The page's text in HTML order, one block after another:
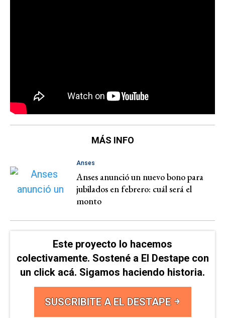
MÁS INFO
Anses
Anses anunció un nuevo bono para
jubilados en febrero: cuál será el
monto
Este proyecto lo hacemos
colectivamente. Sostené a El Destape con
un click acá. Sigamos haciendo historia.
SUSCRIBITE A EL DESTAPE